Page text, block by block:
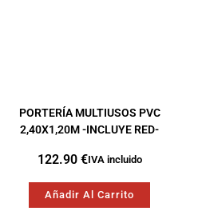
PORTERÍA MULTIUSOS PVC
2,40X1,20M -INCLUYE RED-
122.90 €IVA incluido
Añadir Al Carrito